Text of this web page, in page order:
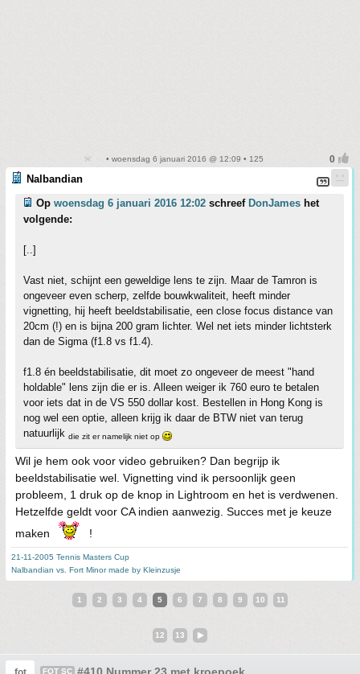
• woensdag 6 januari 2016 @ 12:09 • 125
Nalbandian
Op woensdag 6 januari 2016 12:02 schreef DonJames het
volgende:
[..]
Vast niet, schijnt een geweldige lens te zijn. Maar de Tamron is
ongeveer even scherp, zelfde bouwkwaliteit, heeft minder
vignetting, hij heeft beeldstabilisatie, een close focus distance van
20cm (!) en is bijna 200 gram lichter. Wel net iets minder lichtsterk
dan de Sigma (f1.8 vs f1.4).
f1.8 én beeldstabilisatie, dit moet zo ongeveer de meest "hand
holdable" lens zijn die er is. Alleen weiger ik 760 euro te betalen
voor iets dat in de VS 550 dollar kost. Bestellen in Hong Kong is
nog wel een optie, alleen krijg ik daar de BTW niet van terug
natuurlijk die zit er namelijk niet op
Wil je hem ook voor video gebruiken? Dan begrijp ik
beeldstabilisatie wel. Vignetting vind ik persoonlijk geen
probleem, 1 druk op de knop in Lightroom en het is verdwenen.
Hetzelfde geldt voor CA indien aanwezig. Succes met je keuze
maken
!
21-11-2005 Tennis Masters Cup
Nalbandian vs. Fort Minor made by Kleinzusje
1 2 3 4 5 6 7 8 9 10 11
12 13
FOT SC